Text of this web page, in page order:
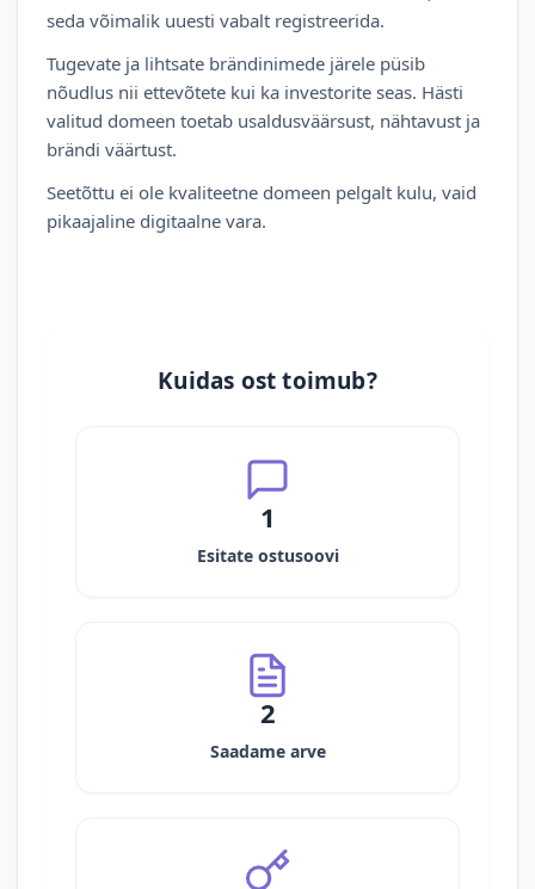
seda võimalik uuesti vabalt registreerida.
Tugevate ja lihtsate brändinimede järele püsib
nõudlus nii ettevõtete kui ka investorite seas. Hästi
valitud domeen toetab usaldusväärsust, nähtavust ja
brändi väärtust.
Seetõttu ei ole kvaliteetne domeen pelgalt kulu, vaid
pikaajaline digitaalne vara.
Kuidas ost toimub?
1
Esitate ostusoovi
2
Saadame arve